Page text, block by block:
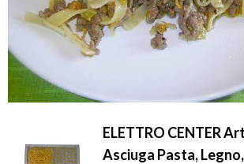
ELETTRO CENTER
Asciuga Pasta,